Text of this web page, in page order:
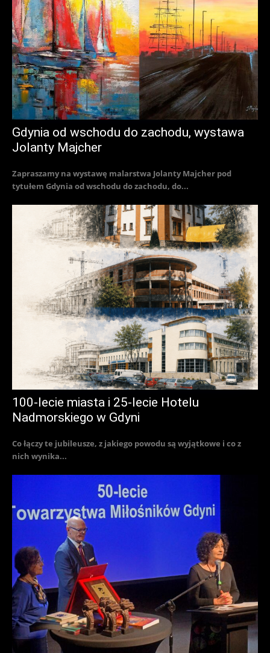
Gdynia od wschodu do zachodu, wystawa
Jolanty Majcher
Zapraszamy na wystawę malarstwa Jolanty Majcher pod
tytułem Gdynia od wschodu do zachodu, do...
100-lecie miasta i 25-lecie Hotelu
Nadmorskiego w Gdyni
Co łączy te jubileusze, z jakiego powodu są wyjątkowe i co z
nich wynika...